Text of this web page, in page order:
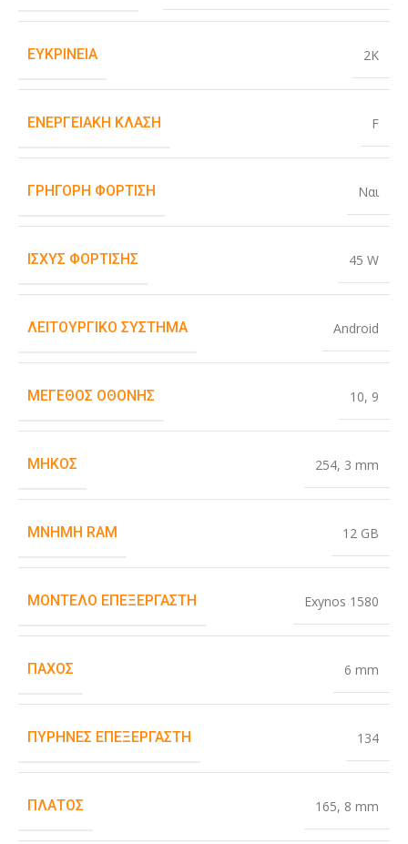
ΕΥΚΡΊΝΕΙΑ 2K
ΕΝΕΡΓΕΙΑΚΉ ΚΛΆΣΗ F
ΓΡΉΓΟΡΗ ΦΌΡΤΙΣΗ Ναι
ΙΣΧΎΣ ΦΌΡΤΙΣΗΣ 45 W
ΛΕΙΤΟΥΡΓΙΚΌ ΣΎΣΤΗΜΑ Android
ΜΈΓΕΘΟΣ ΟΘΌΝΗΣ 10, 9
ΜΉΚΟΣ 254, 3 mm
ΜΝΉΜΗ RAM 12 GB
ΜΟΝΤΈΛΟ ΕΠΕΞΕΡΓΑΣΤΉ Exynos 1580
ΠΆΧΟΣ 6 mm
ΠΥΡΉΝΕΣ ΕΠΕΞΕΡΓΑΣΤΉ 134
ΠΛΆΤΟΣ 165, 8 mm